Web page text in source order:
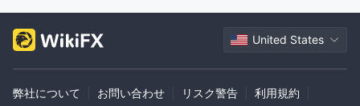
United States
弊社について お問い合わせ リスク警告 利用規約